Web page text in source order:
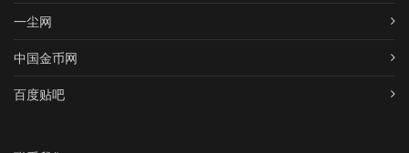
一尘网
中国金币网
百度贴吧